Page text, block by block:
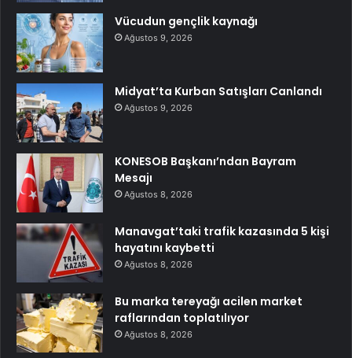
Vücudun gençlik kaynağı
Ağustos 9, 2026
Midyat’ta Kurban Satışları Canlandı
Ağustos 9, 2026
KONESOB Başkanı’ndan Bayram
Mesajı
Ağustos 8, 2026
Manavgat’taki trafik kazasında 5 kişi
hayatını kaybetti
Ağustos 8, 2026
Bu marka tereyağı acilen market
raflarından toplatılıyor
Ağustos 8, 2026